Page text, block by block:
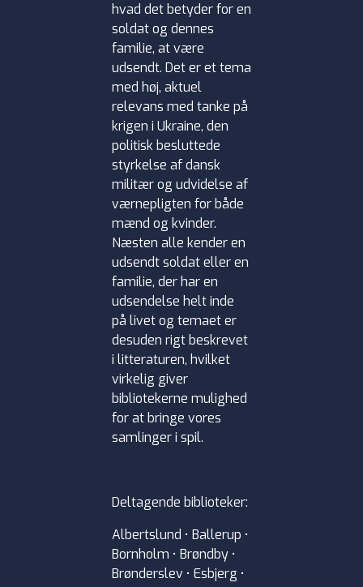
hvad det betyder for en
soldat og dennes
familie, at være
udsendt. Det er et tema
med høj, aktuel
relevans med tanke på
krigen i Ukraine, den
politisk besluttede
styrkelse af dansk
militær og udvidelse af
værnepligten for både
mænd og kvinder.
Næsten alle kender en
udsendt soldat eller en
familie, der har en
udsendelse helt inde
på livet og temaet er
desuden rigt beskrevet
i litteraturen, hvilket
virkelig giver
bibliotekerne mulighed
for at bringe vores
samlinger i spil.
Deltagende biblioteker:
Albertslund • Ballerup •
Bornholm • Brøndby •
Brønderslev • Esbjerg •